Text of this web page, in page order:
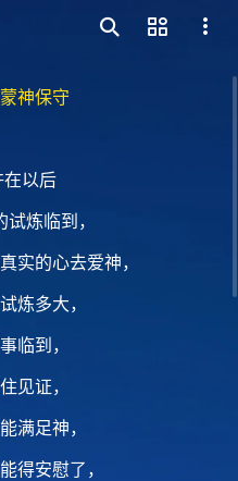
神保守
以后
炼临到，
实的心去爱神，
炼多大，
临到，
见证，
满足神，
得安慰了，